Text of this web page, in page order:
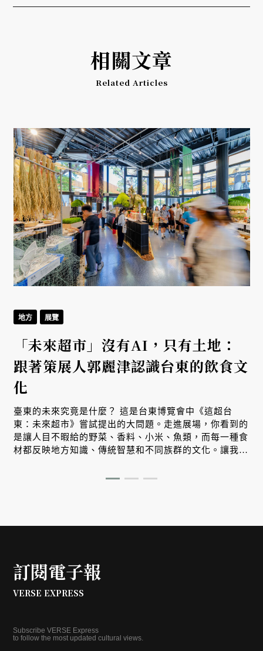
相關文章
Related Articles
地方 展覽
「未來超市」沒有AI，只有土地：
跟著策展人郭麗津認識台東的飲食文
化
臺東的未來究竟是什麼？ 這是台東博覽會中《這超台
東：未來超市》嘗試提出的大問題。走進展場，你看到的
是讓人目不暇給的野菜、香料、小米、魚類，而每一種食
材都反映地方知識、傳統智慧和不同族群的文化。讓我們
訂閱電子報
VERSE EXPRESS
Subscribe VERSE Express
to follow the most updated cultural views.